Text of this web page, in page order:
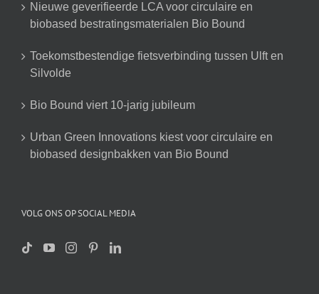
Nieuwe geverifieerde LCA voor circulaire en
biobased bestratingsmaterialen Bio Bound
Toekomstbestendige fietsverbinding tussen Ulft en
Silvolde
Bio Bound viert 10-jarig jubileum
Urban Green Innovations kiest voor circulaire en
biobased designbakken van Bio Bound
VOLG ONS OP SOCIAL MEDIA